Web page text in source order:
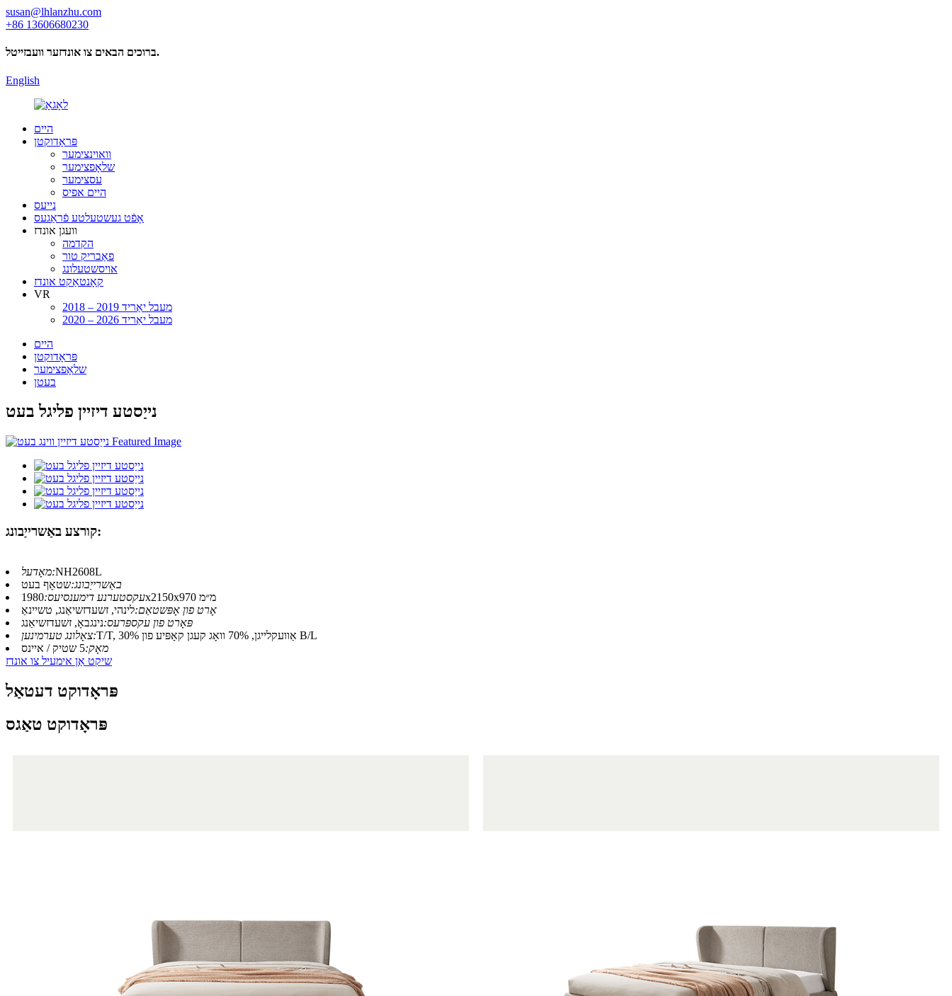
susan@lhlanzhu.com
+86 13606680230
ברוכים הבאים צו אונדזער וועבזייטל.
English
היים
פּראָדוקטן
וואוינצימער
שלאָפצימער
עסצימער
היים אפיס
נייעס
אָפֿט געשטעלטע פֿראַגעס
וועגן אונדז
הקדמה
פאַבריק טור
אויסשטעלונג
קאָנטאַקט אונדז
VR
2018 – 2019 מעבל יאַריד
2020 – 2026 מעבל יאַריד
היים
פּראָדוקטן
שלאָפצימער
בעטן
נייַסטע דיזיין פליגל בעט
קורצע באַשרייַבונג:
מאָדעל:NH2608L
באַשרייַבונג:שטאָף בעט
עקסטערנע דימענסיעס:
1980x2150x970 מ״מ
אָרט פון אָפּשטאַם:לינהי, זשעדזשיאַנג, טשיינאַ
פּאָרט פון עקספּרעס:נינגבאָ, זשעדזשיאַנג
צאָלונג טערמינען:
T/T, 30% אַוועקלייגן, 70% וואָג קעגן קאָפּיע פון ​​B/L
מאָק:5 שטיק / איינס
שיקט אַן אימעיל צו אונדז
פּראָדוקט דעטאַל
פּראָדוקט טאַגס